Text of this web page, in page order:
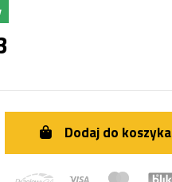
Dodaj do koszyka